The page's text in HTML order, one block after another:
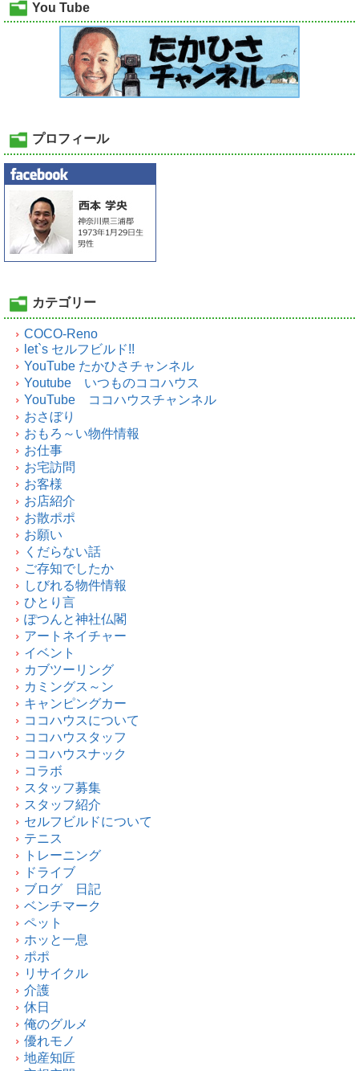
You Tube
プロフィール
カテゴリー
COCO-Reno
let`s セルフビルド!!
YouTube たかひさチャンネル
Youtube いつものココハウス
YouTube ココハウスチャンネル
おさぼり
おもろ～い物件情報
お仕事
お宅訪問
お客様
お店紹介
お散ポポ
お願い
くだらない話
ご存知でしたか
しびれる物件情報
ひとり言
ぽつんと神社仏閣
アートネイチャー
イベント
カブツーリング
カミングス～ン
キャンピングカー
ココハウスについて
ココハウスタッフ
ココハウスナック
コラボ
スタッフ募集
スタッフ紹介
セルフビルドについて
テニス
トレーニング
ドライブ
ブログ 日記
ベンチマーク
ペット
ホッと一息
ポポ
リサイクル
介護
休日
俺のグルメ
優れモノ
地産知匠